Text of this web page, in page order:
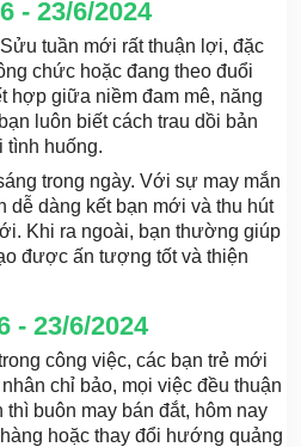
- 23/6/2024
tuần mới rất thuận lợi, đặc
chức hoặc đang theo đuổi
hợp giữa niềm đam mê, năng
luôn biết cách trau dồi bản
tình huống.
trong ngày. Với sự may mắn
dễ dàng kết bạn mới và thu hút
Khi ra ngoài, bạn thường giúp
được ấn tượng tốt và thiện
- 23/6/2024
công việc, các bạn trẻ mới
chỉ bảo, mọi việc đều thuận
buôn may bán đắt, hôm nay
hoặc thay đổi hướng quảng